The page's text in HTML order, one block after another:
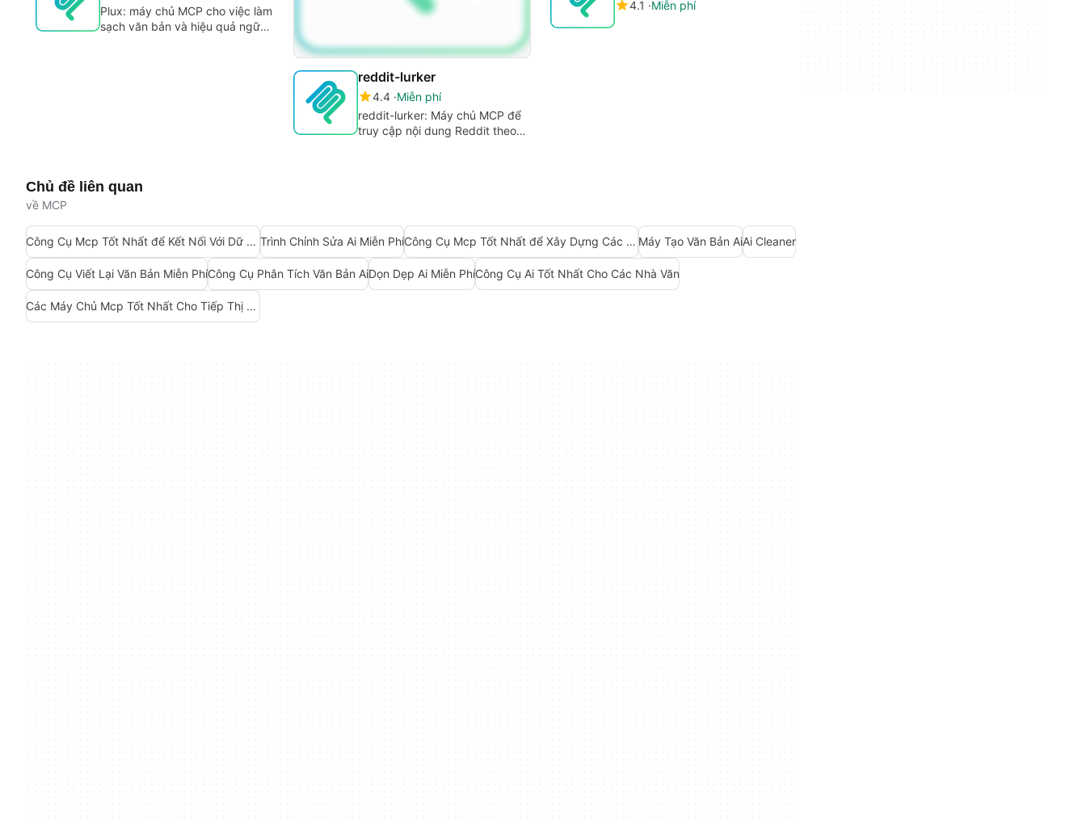
Plux: máy chủ MCP cho việc làm
sạch văn bản và hiệu quả ngữ
reddit-lurker
4.4 Miễn phí
reddit-lurker: Máy chủ MCP để
truy cập nội dung Reddit theo
4.1 Miễn phí
Chủ đề liên quan
về MCP
Công Cụ Mcp Tốt Nhất để Kết Nối Với Dữ Liệu Trình Chỉnh Sửa Ai Miễn Phí Công Cụ Mcp Tốt Nhất để Xây Dựng Các Tác Nhân Ai Máy Tạo Văn Bản AiAi Cleaner
Công Cụ Viết Lại Văn Bản Miễn PhíCông Cụ Phân Tích Văn Bản AiDọn Dẹp Ai Miễn PhíCông Cụ Ai Tốt Nhất Cho Các Nhà Văn
Các Máy Chủ Mcp Tốt Nhất Cho Tiếp Thị Bán Hàng Doanh Nghiệp